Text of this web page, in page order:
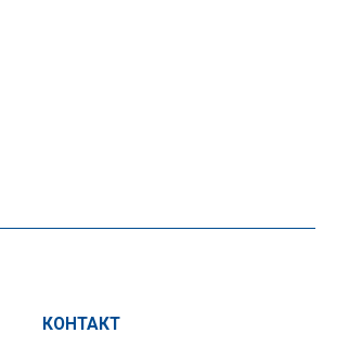
КОНТАКТ